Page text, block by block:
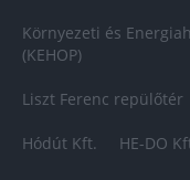
Környezeti és
(KEHOP)
Liszt Ferenc repülőtér
Hódút Kft. HE-DO